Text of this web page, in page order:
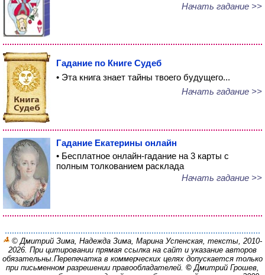
Начать гадание >>
Гадание по Книге Судеб
• Эта книга знает тайны твоего будущего...
Начать гадание >>
Гадание Екатерины онлайн
• Бесплатное онлайн-гадание на 3 карты с
полным толкованием расклада
Начать гадание >>
© Дмитрий Зима, Надежда Зима, Марина Успенская, тексты, 2010-
2026. При цитировании прямая ссылка на сайт и указание авторов
обязательны.Перепечатка в коммерческих целях допускается только
при письменном разрешении правообладателей. © Дмитрий Грошев,